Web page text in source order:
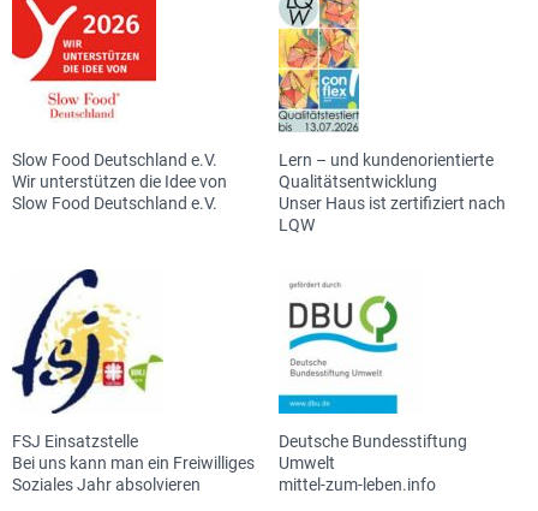
Slow Food Deutschland e.V.
Wir unterstützen die Idee von
Slow Food Deutschland e.V.
Lern – und kundenorientierte
Qualitätsentwicklung
Unser Haus ist zertifiziert nach
LQW
FSJ Einsatzstelle
Bei uns kann man ein Freiwilliges
Soziales Jahr absolvieren
Deutsche Bundesstiftung
Umwelt
mittel-zum-leben.info